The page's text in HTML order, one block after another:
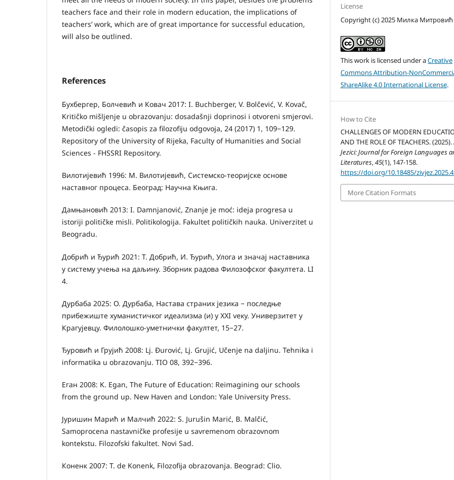
teachers face and their role in modern education, the implications of
teachers’ work, which are of great importance for successful education,
will also be outlined.
References
Бухбергер, Болчевић и Ковач 2017: I. Buchberger, V. Bolčević, V. Kovač,
Kritičko mišljenje u obrazovanju: dosadašnji doprinosi i otvoreni smjerovi.
Metodički ogledi: časopis za filozofiju odgovoja, 24 (2017) 1, 109−129.
Repository of the University of Rijeka, Faculty of Humanities and Social
Sciences - FHSSRI Repository.
Вилотијевић 1996: М. Вилотијевић, Системско-теоријске основе
наставног процеса. Београд: Научна Књига.
Дамњановић 2013: I. Damnjanović, Znanje je moć: ideja progresa u
istoriji političke misli. Politikologija. Fakultet političkih nauka. Univerzitet u
Beogradu.
Добрић и Ђурић 2021: Т. Добрић, И. Ђурић, Улога и значај наставника
у систему учења на даљину. Зборник радова Филозофског факултета. LI
4.
Дурбаба 2025: О. Дурбаба, Настава страних језика − последње
прибежиште хуманистичког идеализма (и) у XXI vеку. Универзитет у
Крагујевцу. Филолошко-уметнички факултет, 15−27.
Ђуровић и Грујић 2008: Lj. Đurović, Lj. Grujić, Učenje na daljinu. Tehnika i
informatika u obrazovanju. TIO 08, 392−396.
Еган 2008: K. Egan, The Future of Education: Reimagining our schools
from the ground up. New Haven and London: Yale University Press.
Јуришин Марић и Малчић 2022: S. Jurušin Marić, B. Malčić,
Samoprocena nastavničke profesije u savremenom obrazovnom
kontekstu. Filozofski fakultet. Novi Sad.
Коненк 2007: T. de Konenk, Filozofija obrazovanja. Beograd: Clio.
License
Copyright (c) 2025 Милка Митровић
This work is licensed under aCreative
Commons Attribution-
ShareAlike 4.0 International License.
How to Cite
CHALLENGES OF MODERN
AND THE ROLE OF TEACHERS. (2025).
Jezici: Journal for Foreign Languages
Literatures,45(1), 147-158.
https://doi.org/10.18485/
More Citation Formats